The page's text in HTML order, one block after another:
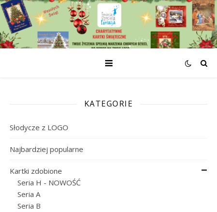
KATEGORIE
Słodycze z LOGO
Najbardziej popularne
Kartki zdobione
Seria H - NOWOŚĆ
Seria A
Seria B